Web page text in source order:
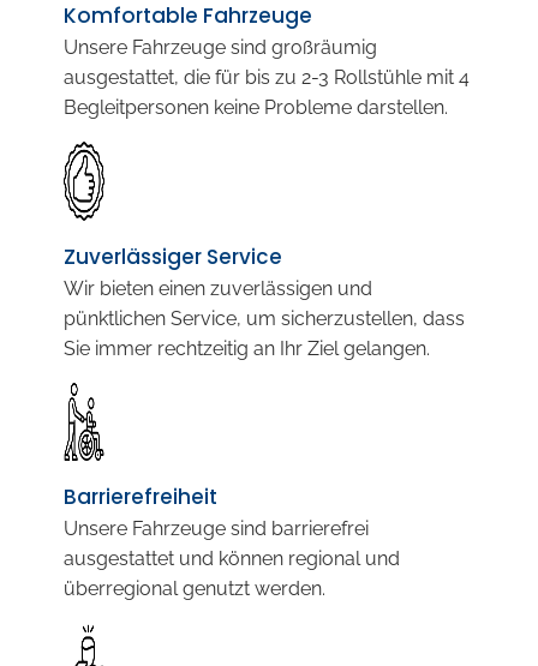
Komfortable Fahrzeuge
Unsere Fahrzeuge sind großräumig
ausgestattet, die für bis zu 2-3 Rollstühle mit 4
Begleitpersonen keine Probleme darstellen.
Zuverlässiger Service
Wir bieten einen zuverlässigen und
pünktlichen Service, um sicherzustellen, dass
Sie immer rechtzeitig an Ihr Ziel gelangen.
Barrierefreiheit
Unsere Fahrzeuge sind barrierefrei
ausgestattet und können regional und
überregional genutzt werden.